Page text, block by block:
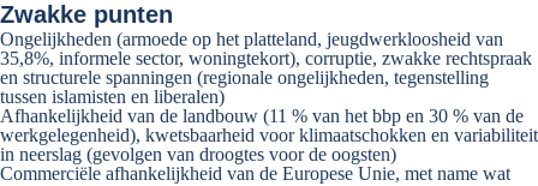
Zwakke punten
Ongelijkheden (armoede op het platteland, jeugdwerkloosheid van
35,8%, informele sector, woningtekort), corruptie, zwakke rechtspraak
en structurele spanningen (regionale ongelijkheden, tegenstelling
tussen islamisten en liberalen)
Afhankelijkheid van de landbouw (11 % van het bbp en 30 % van de
werkgelegenheid), kwetsbaarheid voor klimaatschokken en variabiliteit
in neerslag (gevolgen van droogtes voor de oogsten)
Commerciële afhankelijkheid van de Europese Unie, met name wat